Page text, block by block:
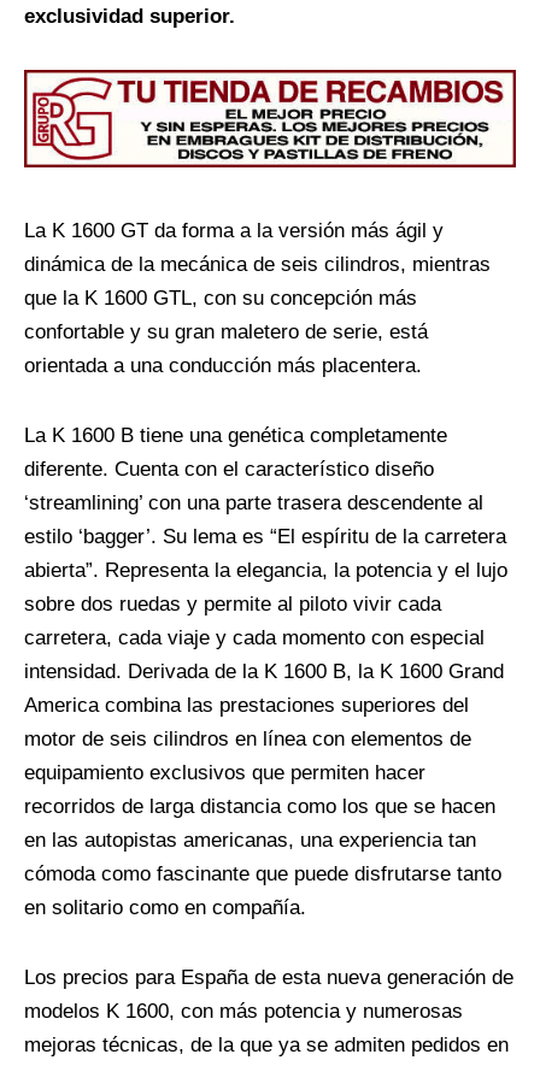
exclusividad superior.
La K 1600 GT da forma a la versión más ágil y
dinámica de la mecánica de seis cilindros, mientras
que la K 1600 GTL, con su concepción más
confortable y su gran maletero de serie, está
orientada a una conducción más placentera.
La K 1600 B tiene una genética completamente
diferente. Cuenta con el característico diseño
‘streamlining’ con una parte trasera descendente al
estilo ‘bagger’. Su lema es “El espíritu de la carretera
abierta”. Representa la elegancia, la potencia y el lujo
sobre dos ruedas y permite al piloto vivir cada
carretera, cada viaje y cada momento con especial
intensidad. Derivada de la K 1600 B, la K 1600 Grand
America combina las prestaciones superiores del
motor de seis cilindros en línea con elementos de
equipamiento exclusivos que permiten hacer
recorridos de larga distancia como los que se hacen
en las autopistas americanas, una experiencia tan
cómoda como fascinante que puede disfrutarse tanto
en solitario como en compañía.
Los precios para España de esta nueva generación de
modelos K 1600, con más potencia y numerosas
mejoras técnicas, de la que ya se admiten pedidos en